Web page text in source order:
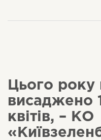
Цього року
висаджено
квітів, – КО